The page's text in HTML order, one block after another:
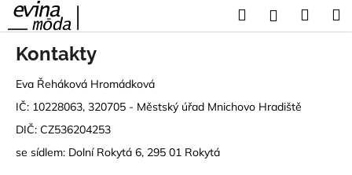
Přejít
obsah
HledatPřihlášení
Kontakty
Eva Řeháková Hromádková
IČ: 10228063, 320705 - Městský úřad Mnichovo Hradiště
DIČ: CZ536204253
se sídlem: Dolní Rokytá 6, 295 01 Rokytá
o
C
o
p
o